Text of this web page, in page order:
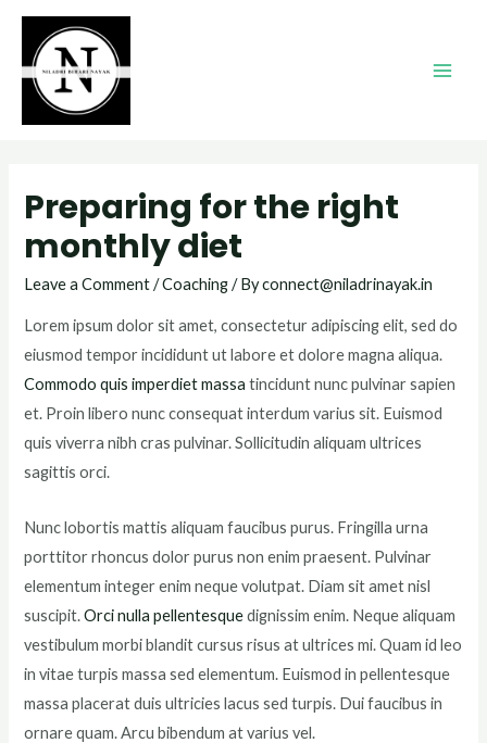
Preparing for the right
monthly diet
Leave a Comment /Coaching/ Byconnect@niladrinayak.in
Lorem ipsum dolor sit amet, consectetur adipiscing elit, sed do
eiusmod tempor incididunt ut labore et dolore magna aliqua.
Commodo quis imperdiet massa tincidunt nunc pulvinar sapien
et. Proin libero nunc consequat interdum varius sit. Euismod
quis viverra nibh cras pulvinar. Sollicitudin aliquam ultrices
sagittis orci.
Nunc lobortis mattis aliquam faucibus purus. Fringilla urna
porttitor rhoncus dolor purus non enim praesent. Pulvinar
elementum integer enim neque volutpat. Diam sit amet nisl
suscipit.Orci nulla pellentesquedignissim enim. Neque aliquam
vestibulum morbi blandit cursus risus at ultrices mi. Quam id leo
in vitae turpis massa sed elementum. Euismod in pellentesque
massa placerat duis ultricies lacus sed turpis. Dui faucibus in
ornare quam. Arcu bibendum at varius vel.